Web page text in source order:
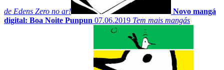
de Edens Zero no ar!
Novo mangá
digital: Boa Noite Punpun 07.06.2019 Tem mais mangás